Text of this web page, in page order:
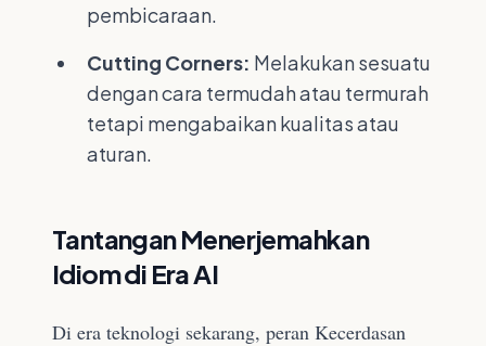
pembicaraan.
Cutting Corners: Melakukan sesuatu
dengan cara termudah atau termurah
tetapi mengabaikan kualitas atau
aturan.
Tantangan Menerjemahkan
Idiom di Era AI
Di era teknologi sekarang, peran Kecerdasan